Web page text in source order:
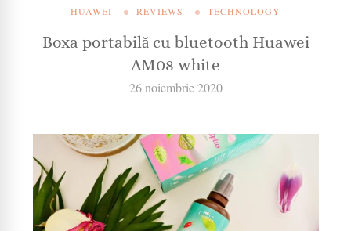
HUAWEI REVIEWS TECHNOLOGY
Boxa portabilă cu bluetooth Huawei
AM08 white
26 noiembrie 2020